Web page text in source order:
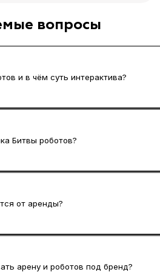
вопросы
и в чём суть интерактива?
за боем, болеют и снимают
Битвы роботов?
аренды или
от аренды?
в свою продуктовую
арену и роботов под бренд?